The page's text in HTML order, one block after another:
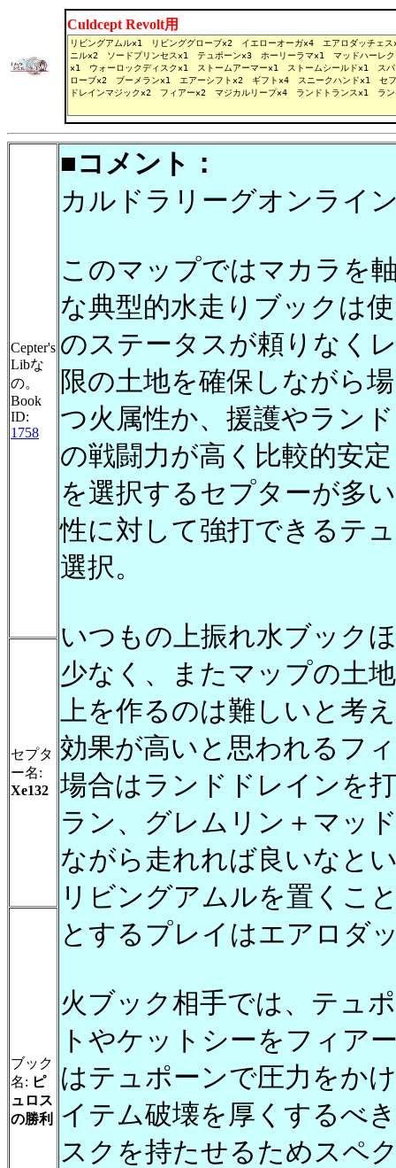
Culdcept Revolt用
Cepter's
Libな
の。
Book
ID:
1758
■コメント：
カルドラリーグオンライ
このマップではマカラを
な典型的水走りブックは
のステータスが頼りなく
限の土地を確保しながら
つ火属性か、援護やラン
の戦闘力が高く比較的安
を選択するセプターが多
性に対して強打できるテ
選択。
いつもの上振れ水ブック
少なく、またマップの土
上を作るのは難しいと考
効果が高いと思われるフ
場合はランドドレインを
ラン、グレムリン＋マッ
ながら走れれば良いなと
リビングアムルを置くこ
とするプレイはエアロダ
火ブック相手では、テュ
トやケットシーをフィア
はテュポーンで圧力をか
イテム破壊を厚くするべ
スクを持たせるためスペ
セプタ
ー名:
Xe132
ブック
名: ピ
ュロス
の勝利